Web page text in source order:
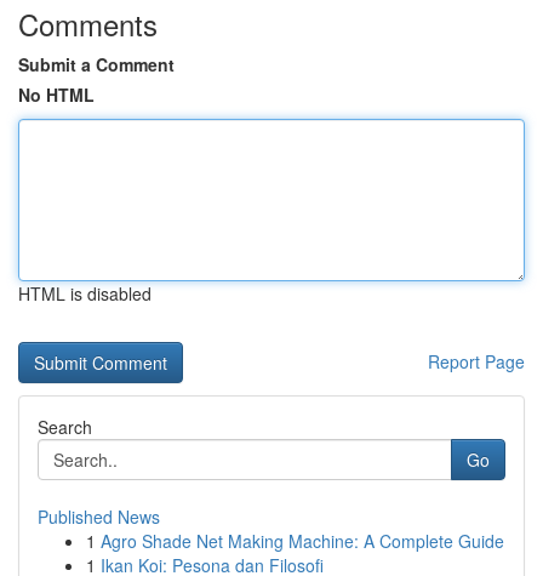
Comments
Submit a Comment
No HTML
HTML is disabled
Report Page
Search
Go
Published News
1 Agro Shade Net Making Machine: A Complete Guide
1 Ikan Koi: Pesona dan Filosofi